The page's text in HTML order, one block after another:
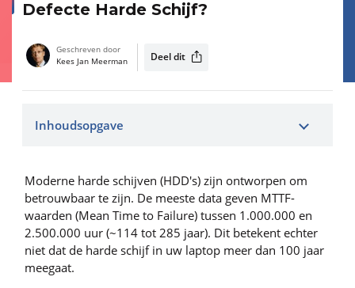
Defecte Harde Schijf?
Geschreven door
Kees Jan Meerman
Deel dit
Inhoudsopgave
Moderne harde schijven (HDD's) zijn ontworpen om
betrouwbaar te zijn. De meeste data geven MTTF-
waarden (Mean Time to Failure) tussen 1.000.000 en
2.500.000 uur (~114 tot 285 jaar). Dit betekent echter
niet dat de harde schijf in uw laptop meer dan 100 jaar
meegaat.